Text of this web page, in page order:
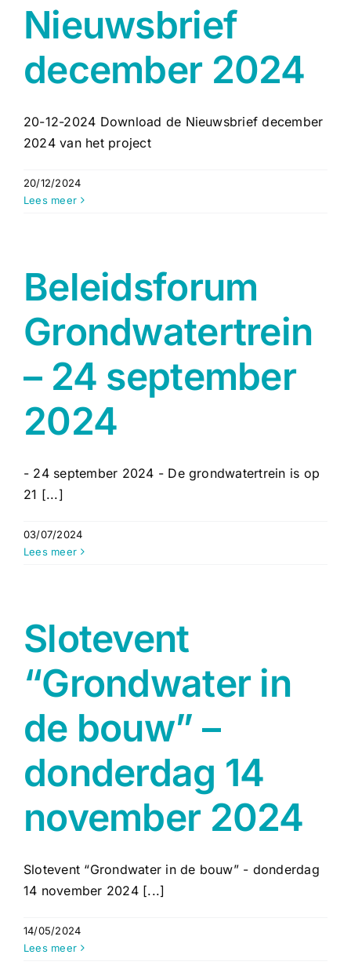
Nieuwsbrief
december 2024
20-12-2024 Download de Nieuwsbrief december
2024 van het project
20/12/2024
Lees meer
Beleidsforum
Grondwatertrein
– 24 september
2024
- 24 september 2024 - De grondwatertrein is op
21 [...]
03/07/2024
Lees meer
Slotevent
“Grondwater in
de bouw” –
donderdag 14
november 2024
Slotevent “Grondwater in de bouw” - donderdag
14 november 2024 [...]
14/05/2024
Lees meer